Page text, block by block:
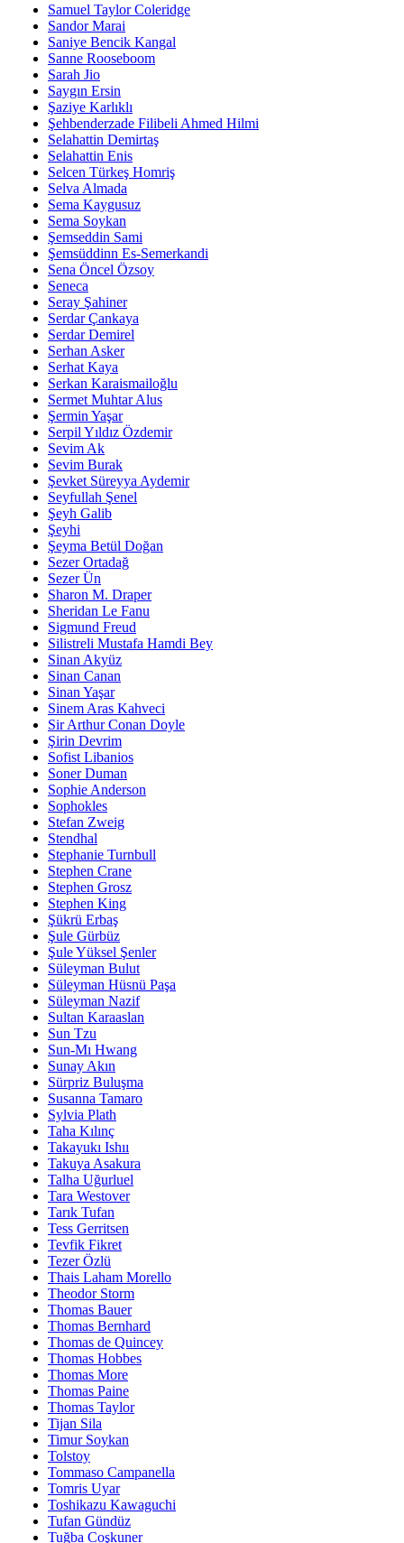
Samuel Taylor Coleridge
Sandor Marai
Saniye Bencik Kangal
Sanne Rooseboom
Sarah Jio
Saygın Ersin
Şaziye Karlıklı
Şehbenderzade Filibeli Ahmed Hilmi
Selahattin Demirtaş
Selahattin Enis
Selcen Türkeş Homriş
Selva Almada
Sema Kaygusuz
Sema Soykan
Şemseddin Sami
Şemsüddinn Es-Semerkandi
Sena Öncel Özsoy
Seneca
Seray Şahiner
Serdar Çankaya
Serdar Demirel
Serhan Asker
Serhat Kaya
Serkan Karaismailoğlu
Sermet Muhtar Alus
Şermin Yaşar
Serpil Yıldız Özdemir
Sevim Ak
Sevim Burak
Şevket Süreyya Aydemir
Seyfullah Şenel
Şeyh Galib
Şeyhi
Şeyma Betül Doğan
Sezer Ortadağ
Sezer Ün
Sharon M. Draper
Sheridan Le Fanu
Sigmund Freud
Silistreli Mustafa Hamdi Bey
Sinan Akyüz
Sinan Canan
Sinan Yaşar
Sinem Aras Kahveci
Sir Arthur Conan Doyle
Şirin Devrim
Sofist Libanios
Soner Duman
Sophie Anderson
Sophokles
Stefan Zweig
Stendhal
Stephanie Turnbull
Stephen Crane
Stephen Grosz
Stephen King
Şükrü Erbaş
Şule Gürbüz
Şule Yüksel Şenler
Süleyman Bulut
Süleyman Hüsnü Paşa
Süleyman Nazif
Sultan Karaaslan
Sun Tzu
Sun-Mı Hwang
Sunay Akın
Sürpriz Buluşma
Susanna Tamaro
Sylvia Plath
Taha Kılınç
Takayukı Ishıı
Takuya Asakura
Talha Uğurluel
Tara Westover
Tarık Tufan
Tess Gerritsen
Tevfik Fikret
Tezer Özlü
Thais Laham Morello
Theodor Storm
Thomas Bauer
Thomas Bernhard
Thomas de Quincey
Thomas Hobbes
Thomas More
Thomas Paine
Thomas Taylor
Tijan Sila
Timur Soykan
Tolstoy
Tommaso Campanella
Tomris Uyar
Toshikazu Kawaguchi
Tufan Gündüz
Tuğba Coşkuner